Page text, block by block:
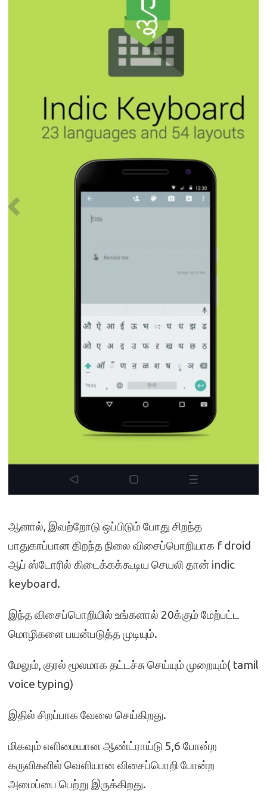
ஆனால், இவற்றோடு ஒப்பிடும் போது சிறந்த
பாதுகாப்பான திறந்த நிலை விசைப்பொறியாக f droid
ஆப் ஸ்டோரில் கிடைக்கக்கூடிய செயலி தான் indic
keyboard.
இந்த விசைப்பொறியில் உங்களால் 20க்கும் மேற்பட்ட
மொழிகளை பயன்படுத்த முடியும்.
மேலும், குரல் மூலமாக தட்டச்சு செய்யும் முறையும்( tamil
voice typing)
இதில் சிறப்பாக வேலை செய்கிறது.
மிகவும் எளிமையான ஆண்ட்ராய்டு 5,6 போன்ற
கருவிகளில் வெளியான விசைப்பொறி போன்ற
அமைப்பை பெற்று இருக்கிறது.